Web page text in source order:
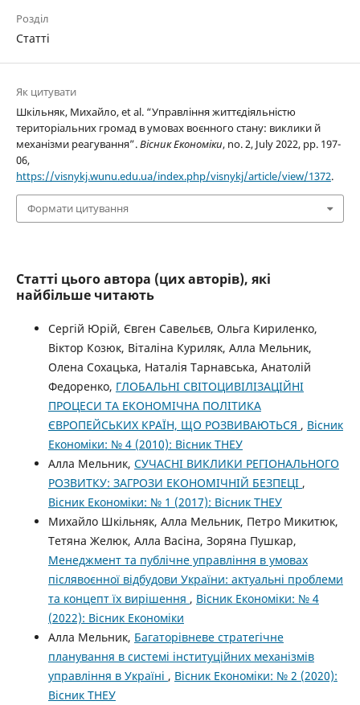
Розділ
Статті
Як цитувати
Шкільняк, Михайло, et al. “Управління життєдіяльністю
територіальних громад в умовах воєнного стану: виклики й
механізми реагування”.Вісник Економіки, no. 2, July 2022, pp. 197-
06,
https://visnykj.wunu.edu.ua/index.php/visnykj/article/view/1372.
Формати цитування
Статті цього автора (цих авторів), які
найбільше читають
Сергій Юрій, Євген Савельєв, Ольга Кириленко,
Віктор Козюк, Віталіна Куриляк, Алла Мельник,
Олена Сохацька, Наталія Тарнавська, Анатолій
Федоренко, ГЛОБАЛЬНІ СВІТОЦИВІЛІЗАЦІЙНІ
ПРОЦЕСИ ТА ЕКОНОМІЧНА ПОЛІТИКА
ЄВРОПЕЙСЬКИХ КРАЇН, ЩО РОЗВИВАЮТЬСЯ , Вісник
Економіки: № 4 (2010): Вісник ТНЕУ
Алла Мельник, СУЧАСНІ ВИКЛИКИ РЕГІОНАЛЬНОГО
РОЗВИТКУ: ЗАГРОЗИ ЕКОНОМІЧНІЙ БЕЗПЕЦІ ,
Вісник Економіки: № 1 (2017): Вісник ТНЕУ
Михайло Шкільняк, Алла Мельник, Петро Микитюк,
Тетяна Желюк, Алла Васіна, Зоряна Пушкар,
Менеджмент та публічне управління в умовах
післявоєнної відбудови України: актуальні проблеми
та концепт їх вирішення , Вісник Економіки: № 4
(2022): Вісник Економіки
Алла Мельник, Багаторівневе стратегічне
планування в системі інституційних механізмів
управління в Україні , Вісник Економіки: № 2 (2020):
Вісник ТНЕУ